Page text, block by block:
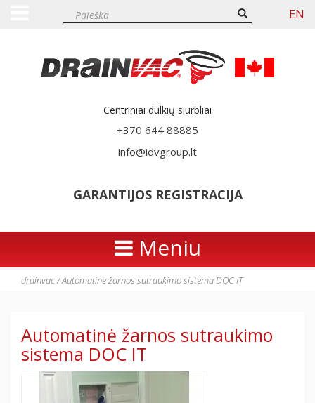
EN
Centriniai dulkių siurbliai
+370 644 88885
info@idvgroup.lt
GARANTIJOS REGISTRACIJA
Meniu
drainvac/Automatinė žarnos sutraukimo sistema DOC IT
Automatinė žarnos sutraukimo
sistema DOC IT